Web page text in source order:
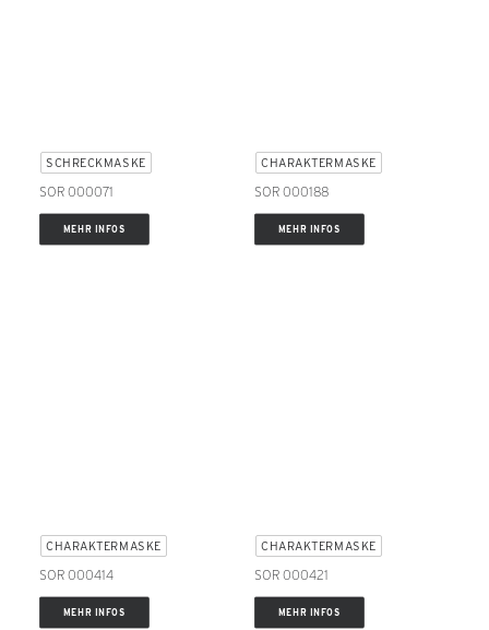
SCHRECKMASKE
SOR 000071
MEHR INFOS
CHARAKTERMASKE
SOR 000188
MEHR INFOS
CHARAKTERMASKE
SOR 000414
MEHR INFOS
CHARAKTERMASKE
SOR 000421
MEHR INFOS